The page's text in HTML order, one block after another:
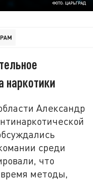
ФОТО: ЦАРЬГРАД
наркотики
Александр
среди
что
методы,